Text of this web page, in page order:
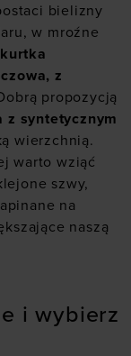
bielizny
w mroźne
z
propozycją
z syntetycznym
wierzchnią.
warto wziąć
szwy,
na
naszą
i wybierz